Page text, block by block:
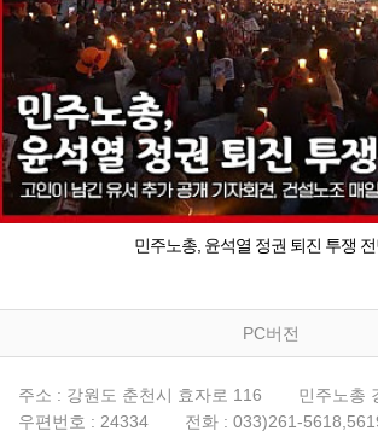
민주노총, 윤석열 정권 퇴진 투쟁
PC버전
주소 : 강원도 춘천시 효자로 116
민주노총
우편번호 : 24334
전화 : 033)261-